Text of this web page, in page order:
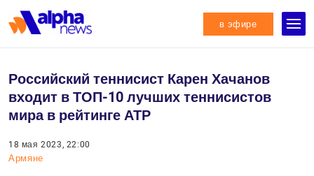
в эфире
Российский теннисист Карен Хачанов
входит в ТОП-10 лучших теннисистов
мира в рейтинге АТР
18 мая 2023, 22:00
Армяне